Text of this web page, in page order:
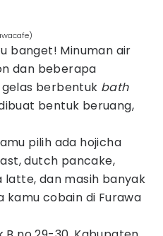
banget! Minuman air
dan beberapa
gelas berbentuk bath
bentuk beruang,
pilih ada hojicha
dutch pancake,
dan masih banyak
kamu cobain di Furawa